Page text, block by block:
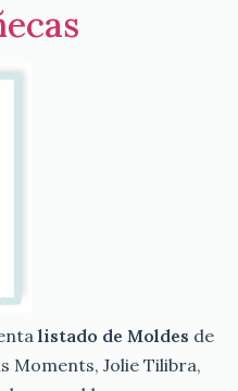
listado de Moldes de
Moments, Jolie Tilibra,